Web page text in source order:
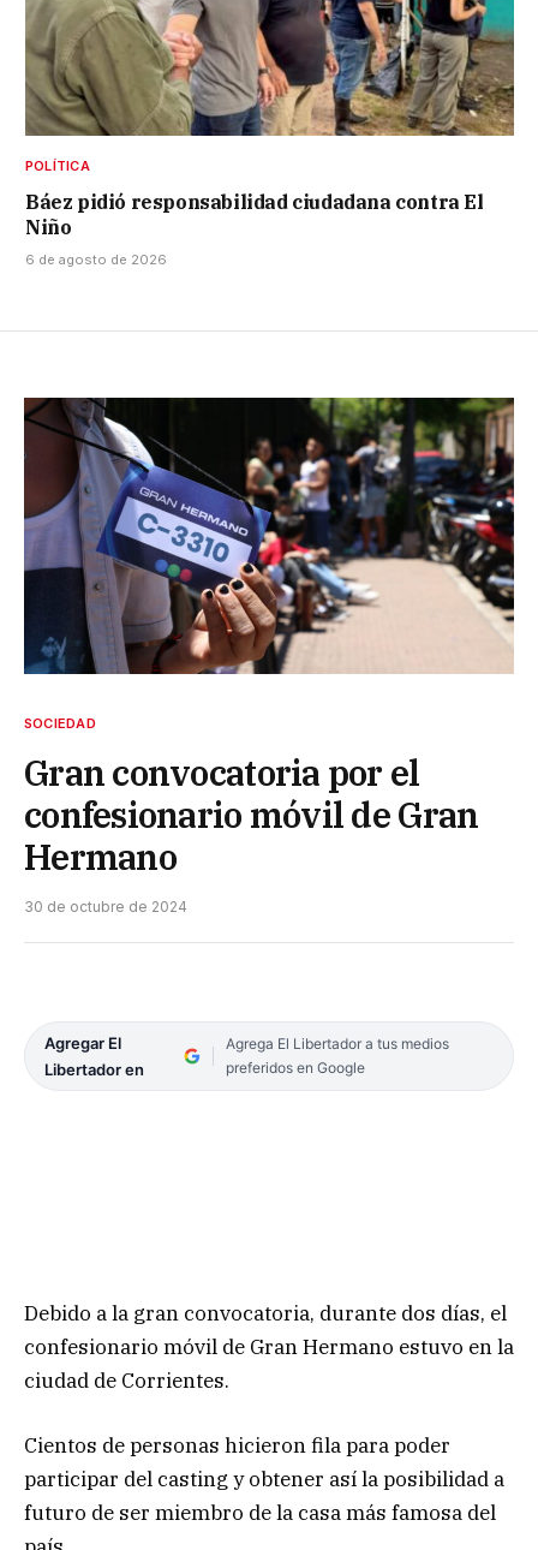
POLÍTICA
Báez pidió responsabilidad ciudadana contra El
Niño
6 de agosto de 2026
SOCIEDAD
Gran convocatoria por el
confesionario móvil de Gran
Hermano
30 de octubre de 2024
Agregar El
Libertador en
Agrega El Libertador a tus medios
preferidos en Google
Debido a la gran convocatoria, durante dos días, el
confesionario móvil de Gran Hermano estuvo en la
ciudad de Corrientes.
Cientos de personas hicieron fila para poder
participar del casting y obtener así la posibilidad a
futuro de ser miembro de la casa más famosa del